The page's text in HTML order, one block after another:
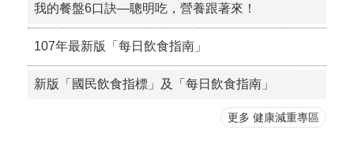
我的餐盤6口訣—聰明吃，營養跟著來！
107年最新版「每日飲食指南」
新版「國民飲食指標」及「每日飲食指南」
更多 健康減重專區